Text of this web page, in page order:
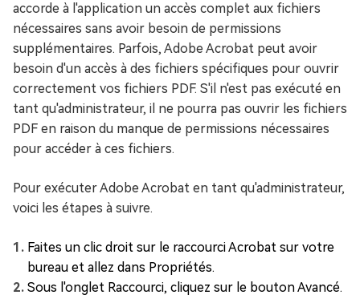
accorde à l'application un accès complet aux fichiers
nécessaires sans avoir besoin de permissions
supplémentaires. Parfois, Adobe Acrobat peut avoir
besoin d'un accès à des fichiers spécifiques pour ouvrir
correctement vos fichiers PDF. S'il n'est pas exécuté en
tant qu'administrateur, il ne pourra pas ouvrir les fichiers
PDF en raison du manque de permissions nécessaires
pour accéder à ces fichiers.
Pour exécuter Adobe Acrobat en tant qu'administrateur,
voici les étapes à suivre.
Faites un clic droit sur le raccourci Acrobat sur votre
bureau et allez dans Propriétés.
Sous l'onglet Raccourci, cliquez sur le bouton Avancé.